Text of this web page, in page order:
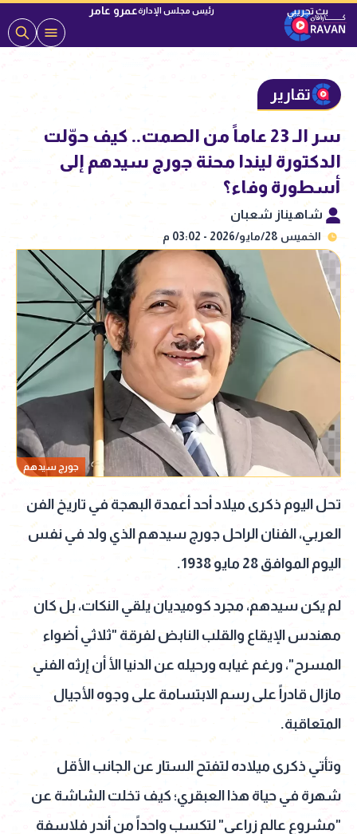
رئيس مجلس الإدارةعمرو عامر
تقارير
سر الـ 23 عاماً من الصمت.. كيف حوّلت
الدكتورة ليندا محنة جورج سيدهم إلى
أسطورة وفاء؟
شاهيناز شعبان
الخميس 28/مايو/2026 - 03:02 م
جورج سيدهم
تحل اليوم ذكرى ميلاد أحد أعمدة البهجة في تاريخ الفن
العربي، الفنان الراحل جورج سيدهم الذي ولد في نفس
اليوم الموافق 28 مايو 1938.
لم يكن سيدهم، مجرد كوميديان يلقي النكات، بل كان
مهندس الإيقاع والقلب النابض لفرقة "ثلاثي أضواء
المسرح"، ورغم غيابه ورحيله عن الدنيا الأ أن إرثه الفني
مازال قادراً على رسم الابتسامة على وجوه الأجيال
المتعاقبة.
وتأتي ذكرى ميلاده لتفتح الستار عن الجانب الأقل
شهرة في حياة هذا العبقري؛ كيف تخلت الشاشة عن
"مشروع عالم زراعي" لتكسب واحداً من أندر فلاسفة